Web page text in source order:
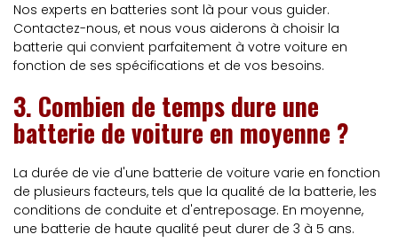
Nos experts en batteries sont là pour vous guider.
Contactez-nous, et nous vous aiderons à choisir la
batterie qui convient parfaitement à votre voiture en
fonction de ses spécifications et de vos besoins.
3. Combien de temps dure une
batterie de voiture en moyenne ?
La durée de vie d'une batterie de voiture varie en fonction
de plusieurs facteurs, tels que la qualité de la batterie, les
conditions de conduite et d'entreposage. En moyenne,
une batterie de haute qualité peut durer de 3 à 5 ans.